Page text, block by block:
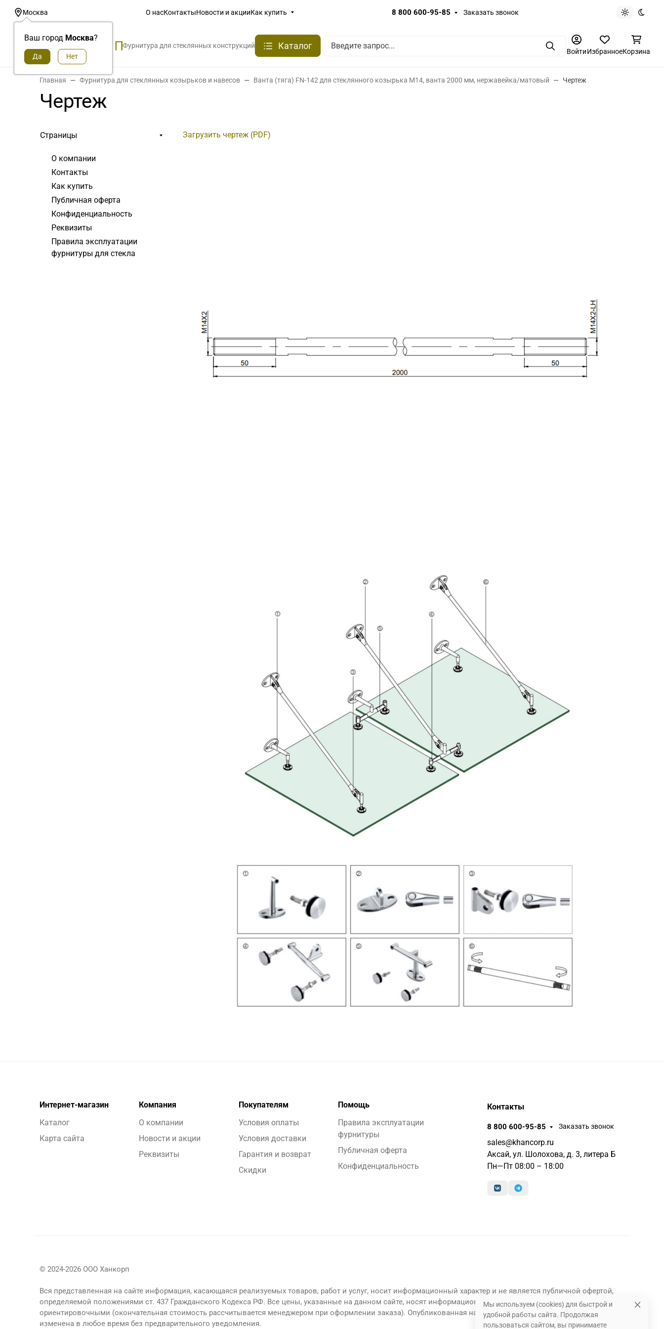
Москва
Ваш город Москва?
О насКонтактыНовости и акцииКак купить 8 800 600-95-85 Заказать звонок
Светлая
Фурнитура для стеклянных конструкций Каталог ПоискВойтиИзбранноеКорзина
Главная Фурнитура для стеклянных козырьков и навесов Ванта (тяга) FN-142 для стеклянного козырька М14, ванта 2000 мм, нержавейка/матовый Чертеж
Чертеж
Страницы
О компании
Контакты
Как купить
Публичная оферта
Конфиденциальность
Реквизиты
Правила эксплуатации
фурнитуры для стекла
Загрузить чертеж (PDF)
Интернет-магазин
Каталог
Карта сайта
Компания
О компании
Новости и акции
Реквизиты
Покупателям
Условия оплаты
Условия доставки
Гарантия и возврат
Скидки
Помощь
Правила эксплуатации
фурнитуры
Публичная оферта
Конфиденциальность
Контакты
8 800 600-95-85 Заказать звонок
sales@khancorp.ru
Аксай, ул. Шолохова, д. 3, литера Б
Пн—Пт 08:00 – 18:00
© 2024-2026 ООО Ханкорп
Вся представленная на сайте информация, касающаяся реализуемых товаров, работ и услуг, носит информационный характер и не является публичной офертой,
определяемой положениями ст. 437 Гражданского Кодекса РФ. Все цены, указанные на данном сайте, носят информационный характер и являются
ориентировочными (окончательная стоимость рассчитывается менеджером при оформлении заказа). Опубликованная на данном сайте информация может быть
изменена в любое время без предварительного уведомления.
Мы используем (cookies) для быстрой и
удобной работы сайта. Продолжая
пользоваться сайтом, вы принимаете